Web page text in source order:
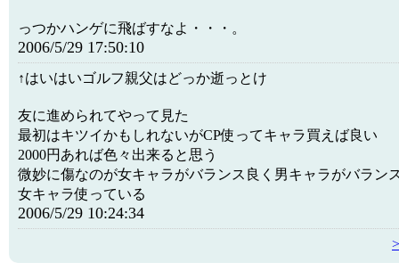
っつかハンゲに飛ばすなよ・・・。
2006/5/29 17:50:10
↑はいはいゴルフ親父はどっか逝っとけ
友に進められてやって見た
最初はキツイかもしれないがCP使ってキャラ買えば良い
2000円あれば色々出来ると思う
微妙に傷なのが女キャラがバランス良く男キャラがバラン
女キャラ使っている
2006/5/29 10:24:34